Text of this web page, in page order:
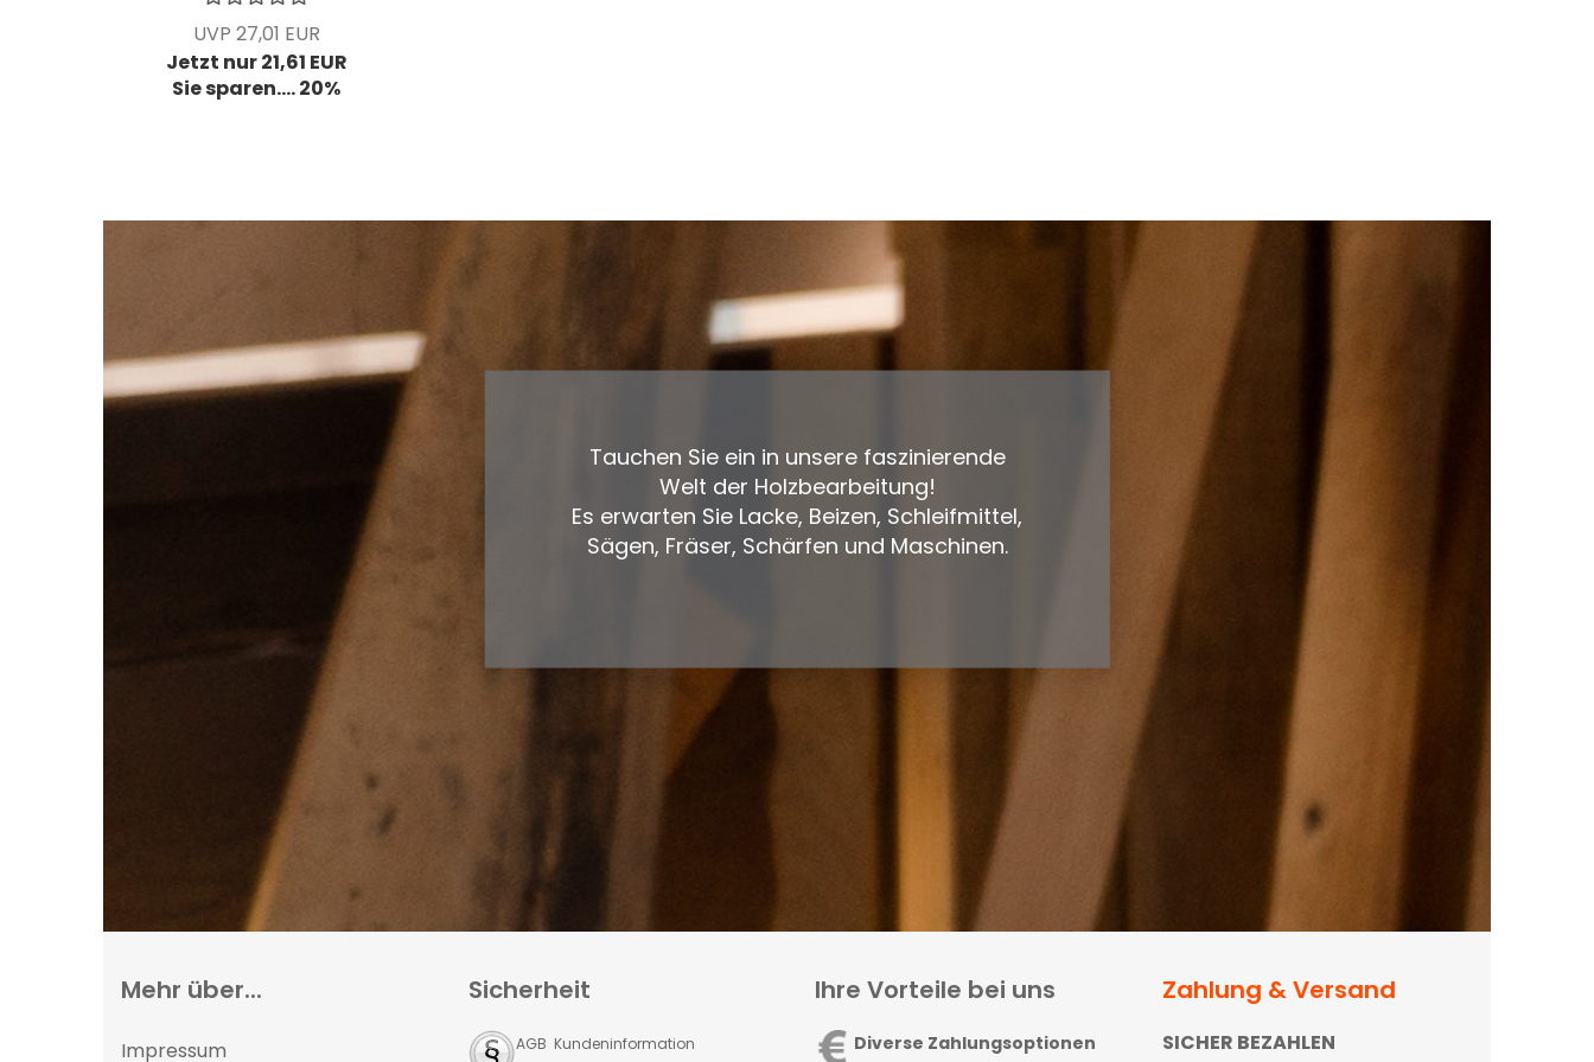
UVP 27,01 EUR
Jetzt nur 21,61 EUR
Sie sparen.... 20%
Tauchen Sie ein in unsere faszinierende
Welt der Holzbearbeitung!
Es erwarten Sie Lacke, Beizen, Schleifmittel,
Sägen, Fräser, Schärfen und Maschinen.
Mehr über...
Impressum
Sicherheit
AGB Kundeninformation
Ihre Vorteile bei uns
Diverse Zahlungsoptionen
Zahlung & Versand
SICHER BEZAHLEN